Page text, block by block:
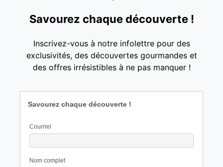
Savourez chaque découverte !
Inscrivez-vous à notre infolettre pour des
exclusivités, des découvertes gourmandes et
des offres irrésistibles à ne pas manquer !
Savourez chaque découverte !
Courriel
Nom complet